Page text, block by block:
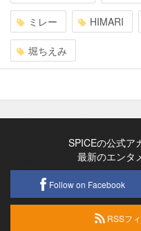
ミレー HIMARI
堀ちえみ
SPICEの公式ア
最新のエンタ
Follow on Facebook
RSSフ